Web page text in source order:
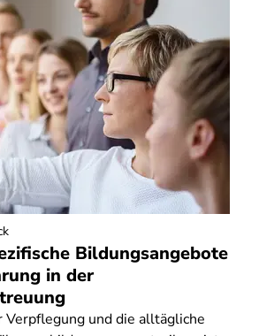
Bildungsangebote
in der
Verpflegung und die alltägliche